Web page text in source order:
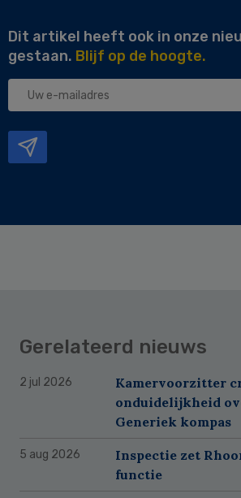
Dit artikel heeft ook in onze
gestaan. Blijf op de hoogte.
Uw
Gerelateerd nieuws
2 jul 2026
Kamervoorzitter
onduidelijkheid
Generiek kompas
5 aug 2026
Inspectie zet
functie